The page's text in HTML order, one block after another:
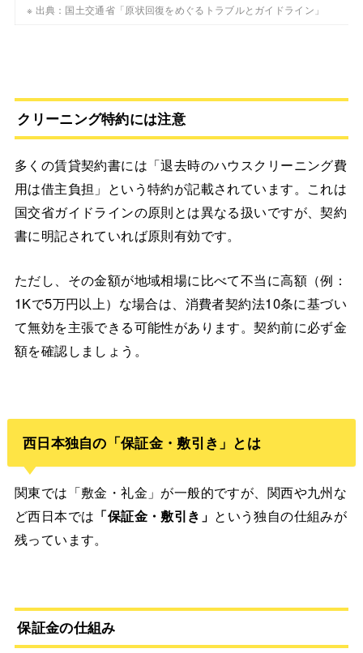
※ 出典：国土交通省「原状回復をめぐるトラブルとガイドライン」
クリーニング特約には注意
多くの賃貸契約書には「退去時のハウスクリーニング費
用は借主負担」という特約が記載されています。これは
国交省ガイドラインの原則とは異なる扱いですが、契約
書に明記されていれば原則有効です。
ただし、その金額が地域相場に比べて不当に高額（例：
1Kで5万円以上）な場合は、消費者契約法10条に基づい
て無効を主張できる可能性があります。契約前に必ず金
額を確認しましょう。
西日本独自の「保証金・敷引き」とは
関東では「敷金・礼金」が一般的ですが、関西や九州な
ど西日本では 「保証金・敷引き」 という独自の仕組みが
残っています。
保証金の仕組み